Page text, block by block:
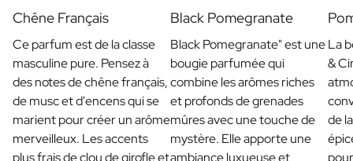
Cadeau Gender Reveal
Cadeau de Maternité
Sucre de Baptême Original
Mariage
Voulez-vous être mon Témoin ?
Cadeau de Demande en Mariage
Invitation au Mariage
Collecte Enterrement de Vie
Chêne Français
Ce parfum est de la classe
masculine pure. Pensez à
des notes de chêne français,
de musc et d'encens qui se
marient pour créer un arôme
merveilleux. Les accents
Black Pomegranate
Black Pomegranate" est une
bougie parfumée qui
combine les arômes riches
et profonds de grenades
mûres avec une touche de
mystère. Elle apporte une
La
&
de